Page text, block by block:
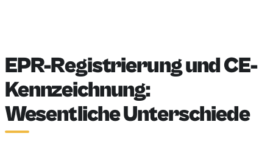
EPR-Registrierung und CE-
Kennzeichnung:
Wesentliche Unterschiede